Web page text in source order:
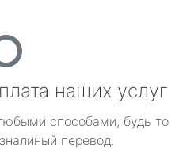
наших услуг
способами, будь то
перевод.